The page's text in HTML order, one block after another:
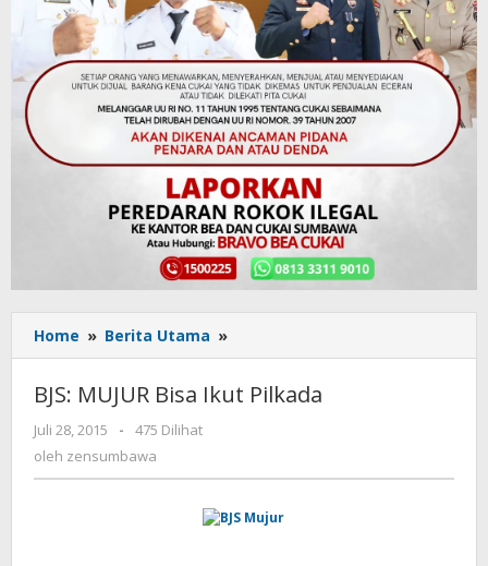
Home » Berita Utama »
MUJUR
Ikut
BJS: MUJUR Bisa Ikut Pilkada
Juli 28, 2015
oleh
zensumbawa
-
475 Dilihat
oleh zensumbawa